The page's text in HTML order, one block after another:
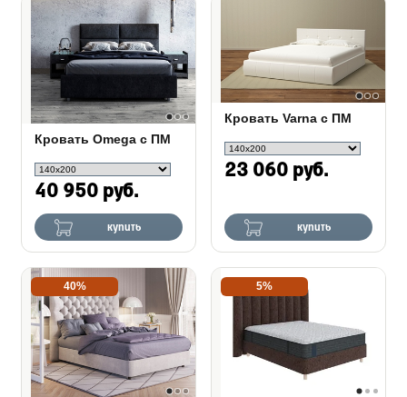
Кровать Omega с ПМ
40 950 руб.
купить
Кровать Varna c ПМ
23 060 руб.
купить
40% 5%